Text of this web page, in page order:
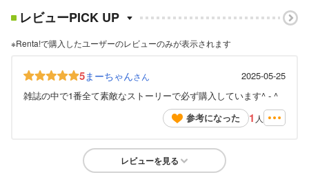
レビューPICK UP
※Renta!で購入したユーザーのレビューのみが表示されます
5まーちゃんさん
2025-05-25
雑誌の中で1番全て素敵なストーリーで必ず購入しています^ - ^
参考になった
1 人
レビューを見る